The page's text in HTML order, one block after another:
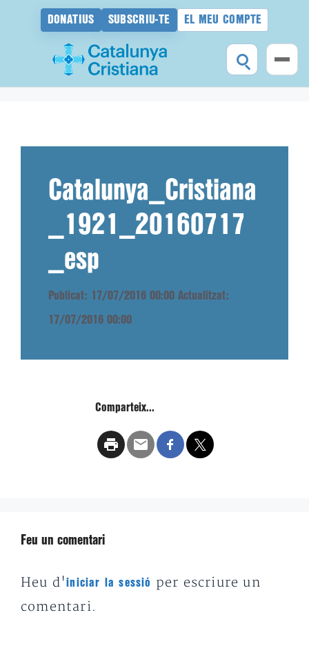
DONATIUS SUBSCRIU-TE EL MEU COMPTE
Catalunya_Cristiana
_1921_20160717
_esp
Publicat: 17/07/2016 00:00 Actualitzat:
17/07/2016 00:00
Comparteix...
Feu un comentari
Heu d'iniciar la sessió
per escriure un
comentari.